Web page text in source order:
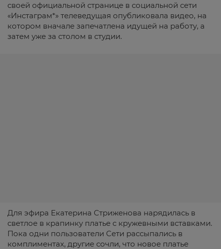
своей официальной странице в социальной сети
«Инстаграм*» телеведущая опубликовала видео, на
котором вначале запечатлена идущей на работу, а
затем уже за столом в студии.
Для эфира Екатерина Стриженова нарядилась в
светлое в крапинку платье с кружевными вставками.
Пока одни пользователи Сети рассыпались в
комплиментах, другие сочли, что новое платье